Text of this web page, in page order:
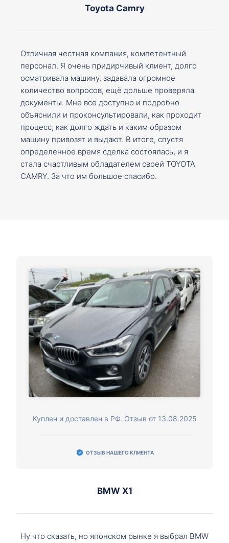
Toyota Camry
Отличная честная компания, компетентный
персонал. Я очень придирчивый клиент, долго
осматривала машину, задавала огромное
количество вопросов, ещё дольше проверяла
документы. Мне все доступно и подробно
объяснили и проконсультировали, как проходит
процесс, как долго ждать и каким образом
машину привозят и выдают. В итоге, спустя
определенное время сделка состоялась, и я
стала счастливым обладателем своей TOYOTA
CAMRY. За что им большое спасибо.
Куплен и доставлен в РФ. Отзыв от 13.08.2025
ОТЗЫВ НАШЕГО КЛИЕНТА
BMW X1
Ну что сказать, но японском рынке я выбрал BMW